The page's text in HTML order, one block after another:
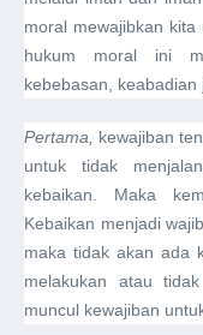
moral mewajibkan
hukum moral ini
kebebasan, keabadian
Pertama,
kewajiban
untuk tidak
kebaikan. Maka
Kebaikan menjadi
maka tidak akan ada
melakukan atau
muncul kewajiban